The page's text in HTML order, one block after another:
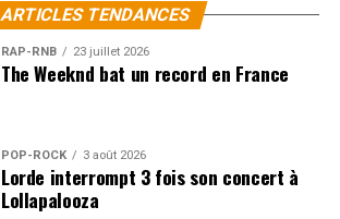
ARTICLES TENDANCES
RAP-RNB 23 juillet 2026
The Weeknd bat un record en France
POP-ROCK 3 août 2026
Lorde interrompt 3 fois son concert à
Lollapalooza